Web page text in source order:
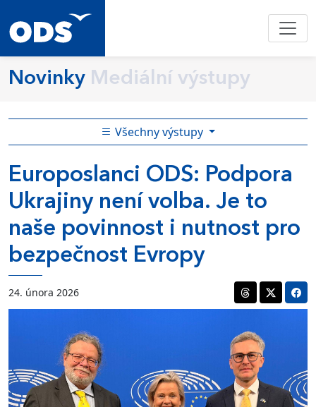
Novinky Mediální výstupy
Všechny výstupy
Europoslanci ODS: Podpora
Ukrajiny není volba. Je to
naše povinnost i nutnost pro
bezpečnost Evropy
24. února 2026